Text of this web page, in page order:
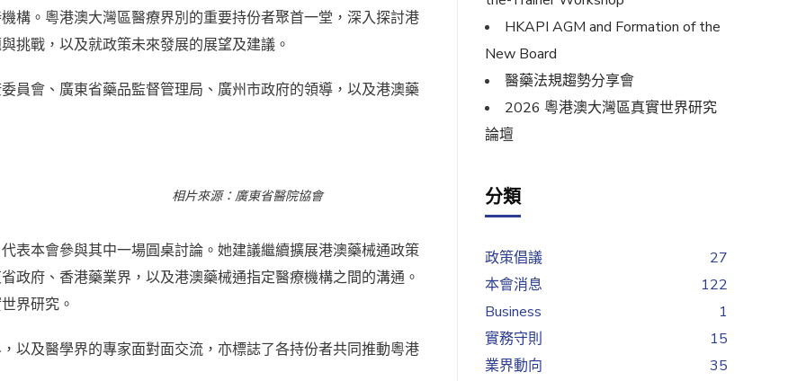
構。粵港澳大灣區醫療界別的重要持份者聚首一堂，深入探討港
挑戰，以及就政策未來發展的展望及建議。
員會、廣東省藥品監督管理局、廣州市政府的領導，以及港澳藥
相片來源：廣東省醫院協會
表本會參與其中一場圓桌討論。她建議繼續擴展港澳藥械通政策
政府、香港藥業界，以及港澳藥械通指定醫療機構之間的溝通。
界研究。
以及醫學界的專家面對面交流，亦標誌了各持份者共同推動粵港
HKAPI AGM and Formation of the
New Board
醫藥法規趨勢分享會
2026 粵港澳大灣區真實世界研究
論壇
分類
政策倡議
27
本會消息
122
Business
1
實務守則
15
業界動向
35